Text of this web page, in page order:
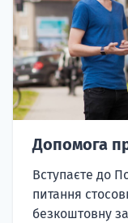
Допомога
Вступаєте до
питання
безкоштовну